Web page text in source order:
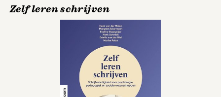
onderstaande editie.
Zelf leren schrijven